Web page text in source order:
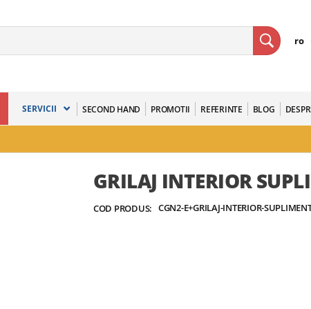
ro
SERVICII SECOND HAND PROMOTII REFERINTE BLOG
GRILAJ INTERIOR
COD PRODUS: CGN2-E+GRILAJ-INTERIOR-